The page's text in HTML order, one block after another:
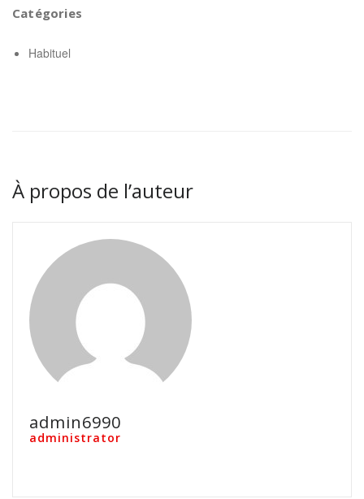
Catégories
Habituel
À propos de l’auteur
admin6990
administrator